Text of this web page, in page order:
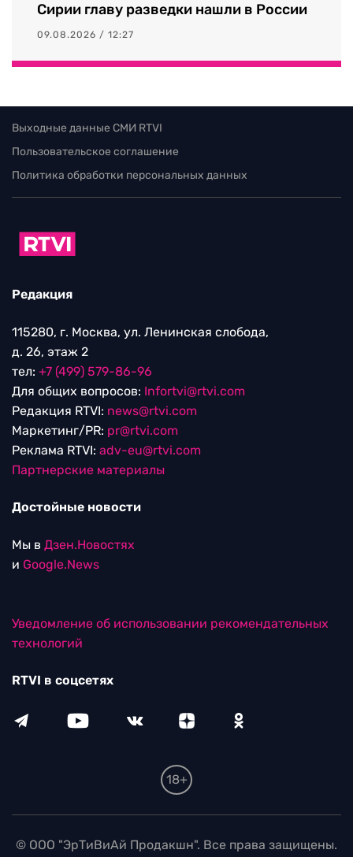
Сирии главу разведки нашли в России
09.08.2026 / 12:27
Выходные данные СМИ RTVI
Пользовательское соглашение
Политика обработки персональных данных
Редакция
115280, г. Москва, ул. Ленинская слобода,
д. 26, этаж 2
тел: +7 (499) 579-86-96
Для общих вопросов: Infortvi@rtvi.com
Редакция RTVI: news@rtvi.com
Маркетинг/PR: pr@rtvi.com
Реклама RTVI: adv-eu@rtvi.com
Партнерские материалы
Достойные новости
Мы в Дзен.Новостях
и Google.News
Уведомление об использовании рекомендательных
технологий
RTVI в соцсетях
18+
© ООО "ЭрТиВиАй Продакшн". Все права защищены.